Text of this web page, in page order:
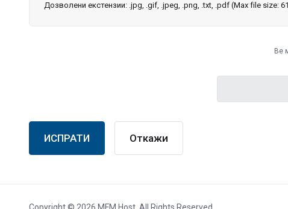
Дозволени екстензии: .jpg, .gif, .jpeg, .png, .txt, .pdf (Max file size:
Ве
Откажи